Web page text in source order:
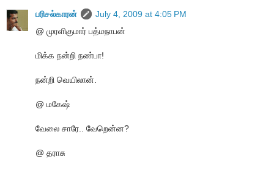
பரிசல்காரன்
July 4, 2009 at 4:05 PM
@ முரளிகுமார் பத்மநாபன்
மிக்க நன்றி நண்பா!
நன்றி வெயிலான்.
@ மகேஷ்
வேலை சாரே.. வேறென்ன?
@ தராசு